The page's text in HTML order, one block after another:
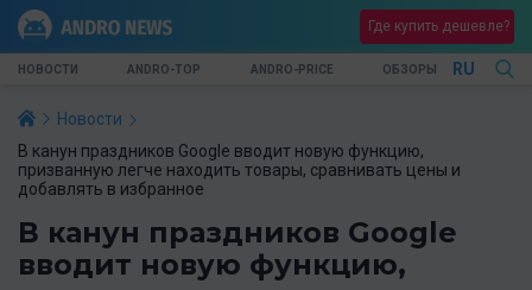
Где купить дешевле?
НОВОСТИ ANDRO-TOP ANDRO-PRICE ОБЗОРЫ RU
Новости
В канун праздников Google вводит новую функцию,
призванную легче находить товары, сравнивать цены и
добавлять в избранное
В канун праздников Google
вводит новую функцию,